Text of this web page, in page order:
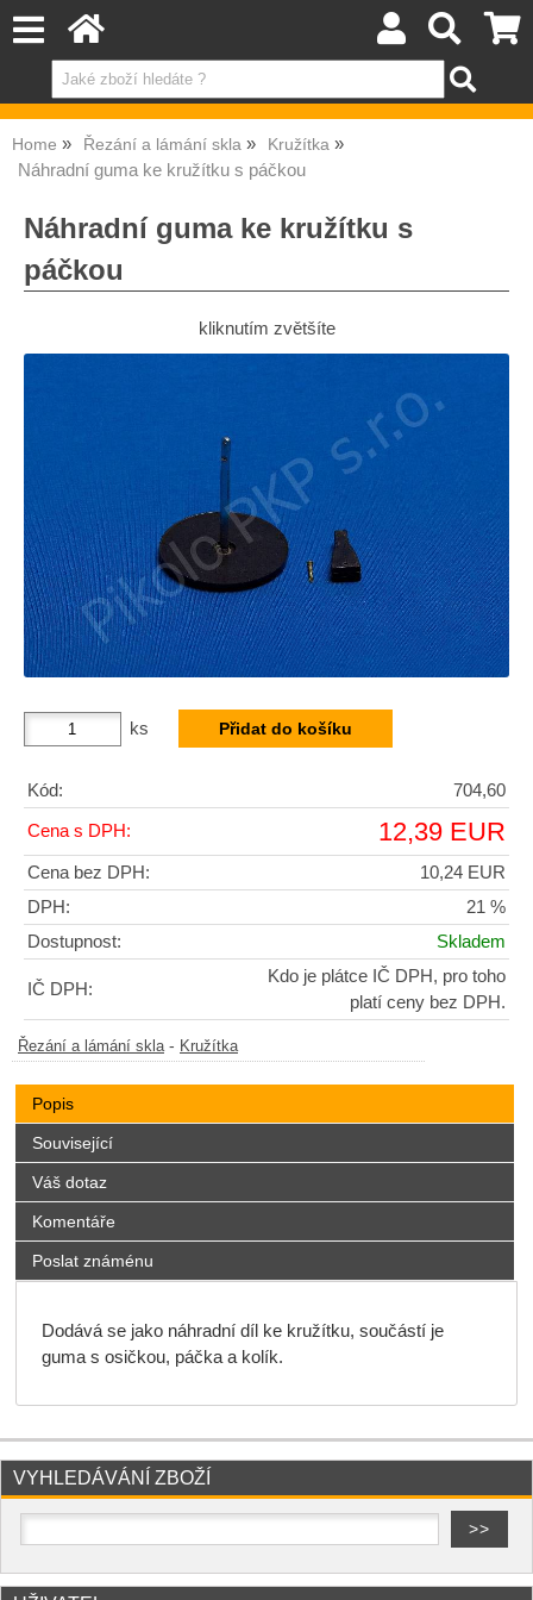
Home Řezání a lámání skla Kružítka
Náhradní guma ke kružítku s páčkou
Náhradní guma ke kružítku s
páčkou
kliknutím zvětšíte
ks
Kód: 704,60
Cena s DPH: 12,39 EUR
Cena bez DPH:
10,24 EUR
DPH:
21 %
Dostupnost:
Skladem
IČ DPH:
Kdo je plátce IČ DPH, pro toho
platí ceny bez DPH.
Řezání a lámání skla - Kružítka
Popis
Související
Váš dotaz
Komentáře
Poslat známénu
Dodává se jako náhradní díl ke kružítku, součástí je
guma s osičkou, páčka a kolík.
VYHLEDÁVÁNÍ ZBOŽÍ